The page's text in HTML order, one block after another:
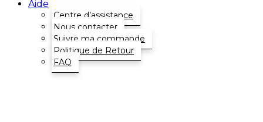
Aide
Centre d’assistance
Nous contacter
Suivre ma commande
Politique de Retour
FAQ